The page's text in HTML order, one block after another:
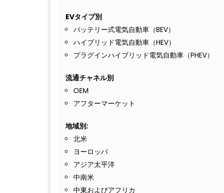
EVタイプ別
バッテリー式電気自動車（BEV）
ハイブリッド電気自動車（HEV）
プラグインハイブリッド電気自動車（PHEV）
流通チャネル別
OEM
アフターマーケット
地域別:
北米
ヨーロッパ
アジア太平洋
中南米
中東およびアフリカ